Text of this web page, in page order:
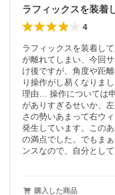
4
ラフィックスを装着し
が離れてしまい、今回
け後ですが、角度や距
り操作がし易くなりま
理由… 操作については
がありすぎるせいか、
さの勢いあまって右ウ
発生しています。この
の満点でした。でもま
ンスなので、自分とし
購入した商品